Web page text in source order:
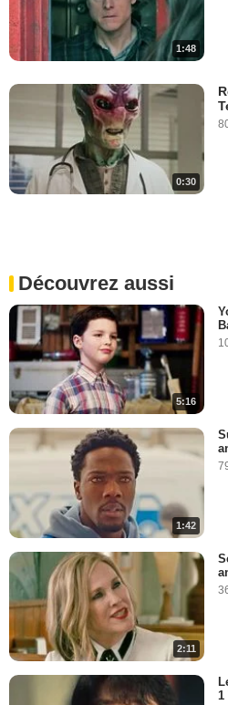
1:48
0:30
Découvrez aussi
5:16
1:42
2:11
1